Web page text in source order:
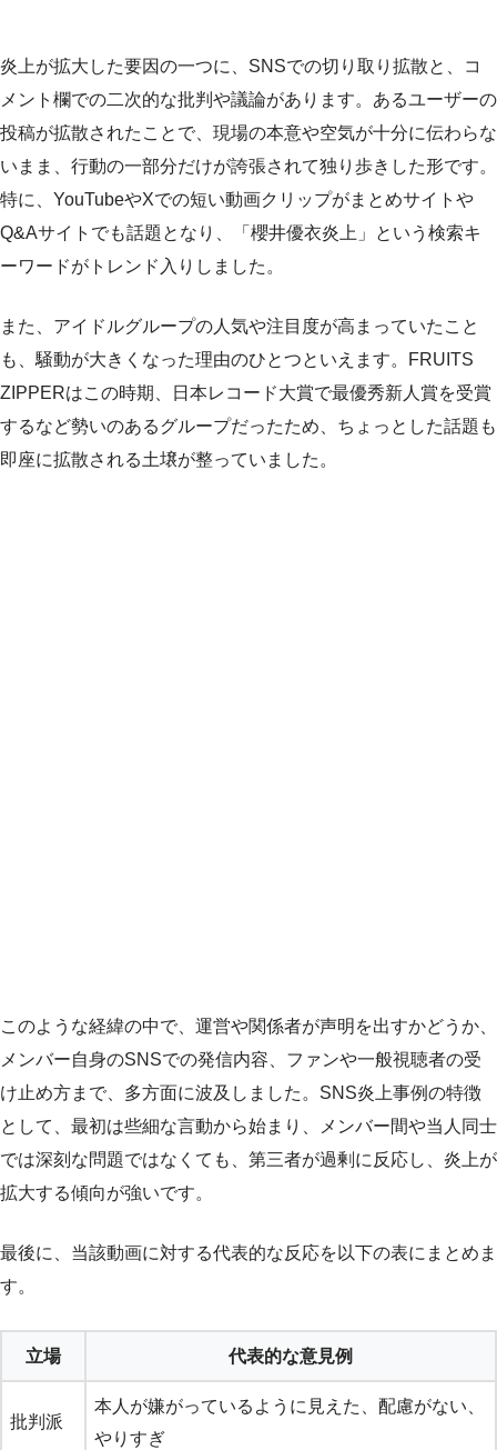
炎上が拡大した要因の一つに、SNSでの切り取り拡散と、コ
メント欄での二次的な批判や議論があります。あるユーザーの
投稿が拡散されたことで、現場の本意や空気が十分に伝わらな
いまま、行動の一部分だけが誇張されて独り歩きした形です。
特に、YouTubeやXでの短い動画クリップがまとめサイトや
Q&Aサイトでも話題となり、「櫻井優衣炎上」という検索キ
ーワードがトレンド入りしました。
また、アイドルグループの人気や注目度が高まっていたこと
も、騒動が大きくなった理由のひとつといえます。FRUITS
ZIPPERはこの時期、日本レコード大賞で最優秀新人賞を受賞
するなど勢いのあるグループだったため、ちょっとした話題も
即座に拡散される土壌が整っていました。
このような経緯の中で、運営や関係者が声明を出すかどうか、
メンバー自身のSNSでの発信内容、ファンや一般視聴者の受
け止め方まで、多方面に波及しました。SNS炎上事例の特徴
として、最初は些細な言動から始まり、メンバー間や当人同士
では深刻な問題ではなくても、第三者が過剰に反応し、炎上が
拡大する傾向が強いです。
最後に、当該動画に対する代表的な反応を以下の表にまとめま
す。
立場 代表的な意見例
批判派
本人が嫌がっているように見えた、配慮がない、
やりすぎ